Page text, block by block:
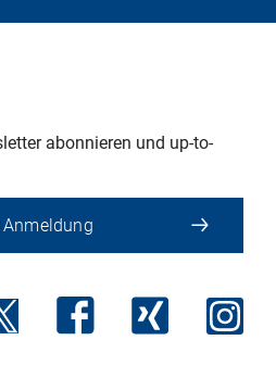
abonnieren und up-to-